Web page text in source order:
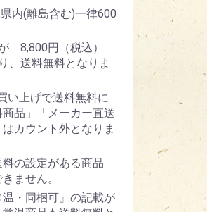
内(離島含む)一律600
が 8,800円（税込）
、送料無料となりま
い上げで送料無料に
品」「メーカー直送
カウント外となりま
の設定がある商品
ません。
・同梱可』の記載が